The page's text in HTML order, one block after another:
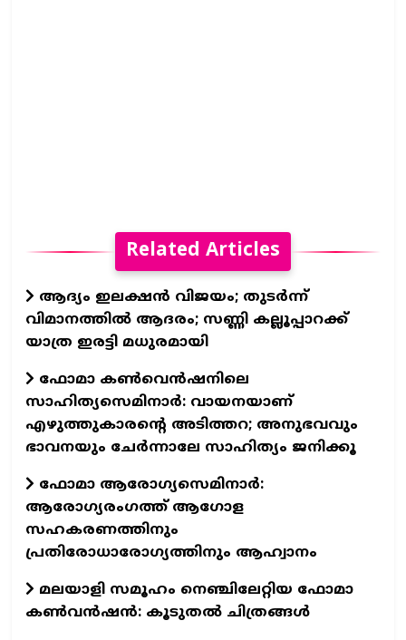
Related Articles
ആദ്യം ഇലക്ഷൻ വിജയം; തുടർന്ന്
വിമാനത്തിൽ ആദരം; സണ്ണി കല്ലൂപ്പാറക്ക്
യാത്ര ഇരട്ടി മധുരമായി
ഫോമാ കൺവെൻഷനിലെ
സാഹിത്യസെമിനാർ: വായനയാണ്
എഴുത്തുകാരന്റെ അടിത്തറ; അനുഭവവും
ഭാവനയും ചേർന്നാലേ സാഹിത്യം ജനിക്കൂ
ഫോമാ ആരോഗ്യസെമിനാർ:
ആരോഗ്യരംഗത്ത് ആഗോള
സഹകരണത്തിനും
പ്രതിരോധാരോഗ്യത്തിനും ആഹ്വാനം
മലയാളി സമൂഹം നെഞ്ചിലേറ്റിയ ഫോമാ
കണ്‍വന്‍ഷന്‍: കൂടുതല്‍ ചിത്രങ്ങള്‍